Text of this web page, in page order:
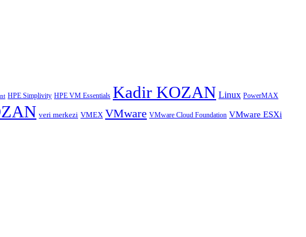
HPE Simplivity HPE VM Essentials Kadir KOZAN Linux PowerMAX
veri merkezi VMEX VMware VMware Cloud Foundation VMware ESXi